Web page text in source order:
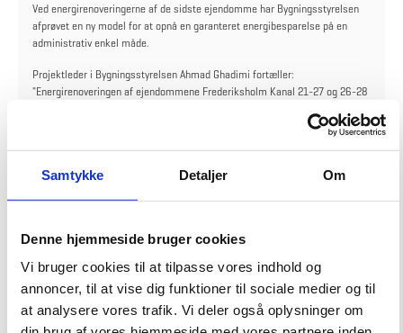
Samtykke Detaljer Om
Denne hjemmeside bruger cookies
Vi bruger cookies til at tilpasse vores indhold og
annoncer, til at vise dig funktioner til sociale medier og til
at analysere vores trafik. Vi deler også oplysninger om
Ved energirenoveringerne af de sidste ejendomme har Bygningsstyrelsen
afprøvet en ny model for at opnå en garanteret energibesparelse på en
administrativ enkel måde.
Projektleder i Bygningsstyrelsen Ahmad Ghadimi fortæller:
"Energirenoveringen af ejendommene Frederiksholm Kanal 21-27 og 26-28
totalentreprenør garanterede en samlet energibesparelse på ca. 96.000
Bygningsstyrelsen godkendte derefter i samarbejde med de berørte
garanterede besparelse ikke opnås, kan garantisummen bruges til
kompensering".
Et af de steder hvor brugerne er meget tilfredse med at have fået
energirenoveret deres lokaler, er Københavns Byret. Her siger
energikoordinator Jesper Sonne: